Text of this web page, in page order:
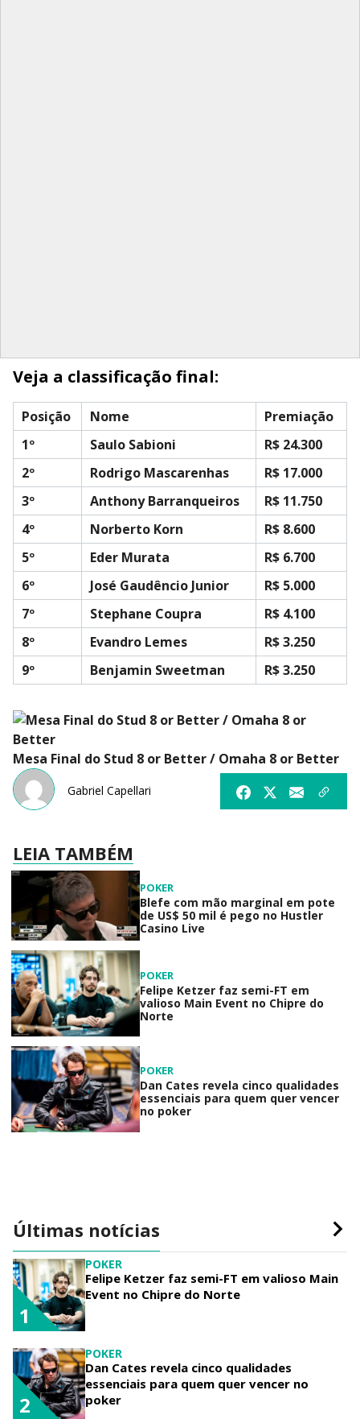
Veja a classificação final:
Posição Nome
Premiação
1º
Saulo Sabioni
R$ 24.300
2º
Rodrigo Mascarenhas
R$ 17.000
3º
Anthony Barranqueiros
R$ 11.750
4º
Norberto Korn
R$ 8.600
5º
Eder Murata
R$ 6.700
6º
José Gaudêncio Junior
R$ 5.000
7º
Stephane Coupra
R$ 4.100
8º
Evandro Lemes
R$ 3.250
9º
Benjamin Sweetman R$ 3.250
Mesa Final do Stud 8 or Better / Omaha 8 or Better
Gabriel Capellari
LEIA TAMBÉM
POKER
Blefe com mão marginal em pote
de US$ 50 mil é pego no Hustler
Casino Live
POKER
Felipe Ketzer faz semi-FT em
valioso Main Event no Chipre do
Norte
POKER
Dan Cates revela cinco qualidades
essenciais para quem quer vencer
no poker
Últimas notícias
POKER
Felipe Ketzer faz semi-FT em valioso Main
Event no Chipre do Norte
1
POKER
Dan Cates revela cinco qualidades
essenciais para quem quer vencer no
poker
2